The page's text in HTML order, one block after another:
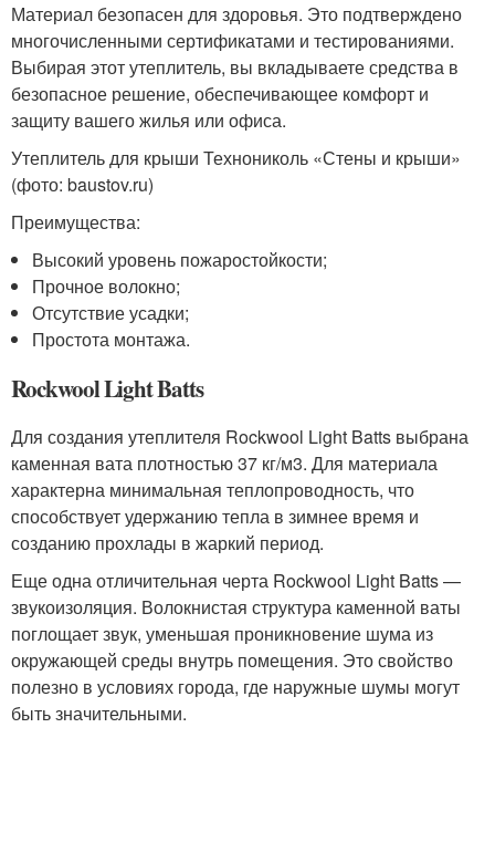
Материал безопасен для здоровья. Это подтверждено
многочисленными сертификатами и тестированиями.
Выбирая этот утеплитель, вы вкладываете средства в
безопасное решение, обеспечивающее комфорт и
защиту вашего жилья или офиса.
Утеплитель для крыши Технониколь «Стены и крыши»
(фото: baustov.ru)
Преимущества:
Высокий уровень пожаростойкости;
Прочное волокно;
Отсутствие усадки;
Простота монтажа.
Rockwool Light Batts
Для создания утеплителя Rockwool Light Batts выбрана
каменная вата плотностью 37 кг/м3. Для материала
характерна минимальная теплопроводность, что
способствует удержанию тепла в зимнее время и
созданию прохлады в жаркий период.
Еще одна отличительная черта Rockwool Light Batts —
звукоизоляция. Волокнистая структура каменной ваты
поглощает звук, уменьшая проникновение шума из
окружающей среды внутрь помещения. Это свойство
полезно в условиях города, где наружные шумы могут
быть значительными.